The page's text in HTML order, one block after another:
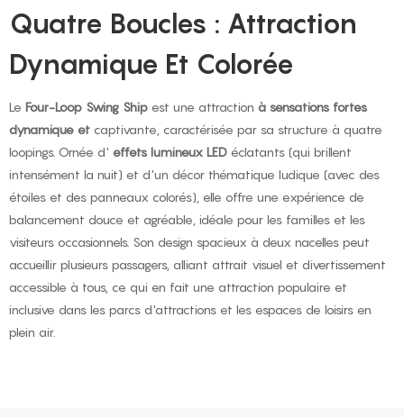
Quatre Boucles : Attraction
Dynamique Et Colorée
Le Four-Loop Swing Ship est une attraction à sensations fortes
dynamique et captivante, caractérisée par sa structure à quatre
loopings. Ornée d' effets lumineux LED éclatants (qui brillent
intensément la nuit) et d'un décor thématique ludique (avec des
étoiles et des panneaux colorés), elle offre une expérience de
balancement douce et agréable, idéale pour les familles et les
visiteurs occasionnels. Son design spacieux à deux nacelles peut
accueillir plusieurs passagers, alliant attrait visuel et divertissement
accessible à tous, ce qui en fait une attraction populaire et
inclusive dans les parcs d'attractions et les espaces de loisirs en
plein air.